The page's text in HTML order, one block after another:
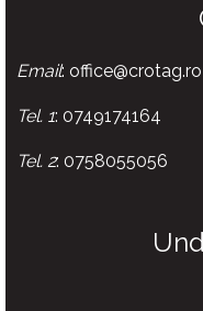
Email: office@crotag.ro
Tel. 1: 0749174164
Tel. 2: 0758055056